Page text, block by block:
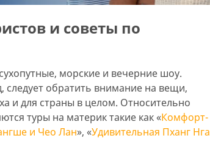
и советы по
морские и вечерние шоу.
следует обратить внимание на вещи,
и для страны в целом. Относительно
туры на материк такие как «Комфорт-
и Чео Лан», «Удивительная Пханг Нга